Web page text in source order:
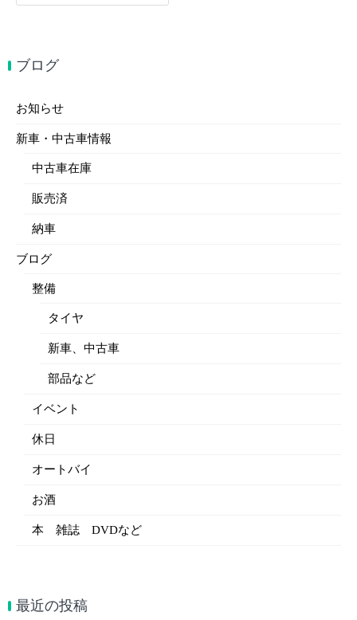
索:
ブログ
お知らせ
新車・中古車情報
中古車在庫
販売済
納車
ブログ
整備
タイヤ
新車、中古車
部品など
イベント
休日
オートバイ
お酒
本 雑誌 DVDなど
最近の投稿